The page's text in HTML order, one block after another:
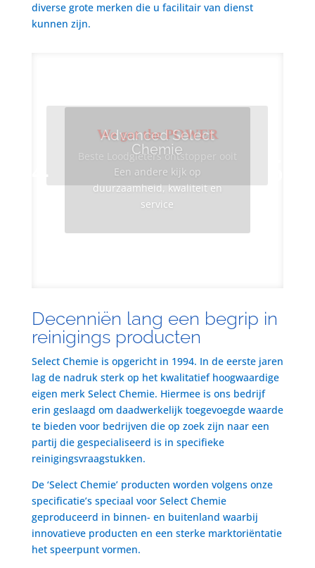
diverse grote merken die u facilitair van dienst
kunnen zijn.
Advanced Select
Chemie
Een andere kijk op
duurzaamheid, kwaliteit en
service
We got the POWER
Beste Loodgieters ontstopper ooit
Decenniën lang een begrip in
reinigings producten
Select Chemie is opgericht in 1994. In de eerste jaren
lag de nadruk sterk op het kwalitatief hoogwaardige
eigen merk Select Chemie. Hiermee is ons bedrijf
erin geslaagd om daadwerkelijk toegevoegde waarde
te bieden voor bedrijven die op zoek zijn naar een
partij die gespecialiseerd is in specifieke
reinigingsvraagstukken.
De ‘Select Chemie’ producten worden volgens onze
specificatie’s speciaal voor Select Chemie
geproduceerd in binnen- en buitenland waarbij
innovatieve producten en een sterke marktoriëntatie
het speerpunt vormen.